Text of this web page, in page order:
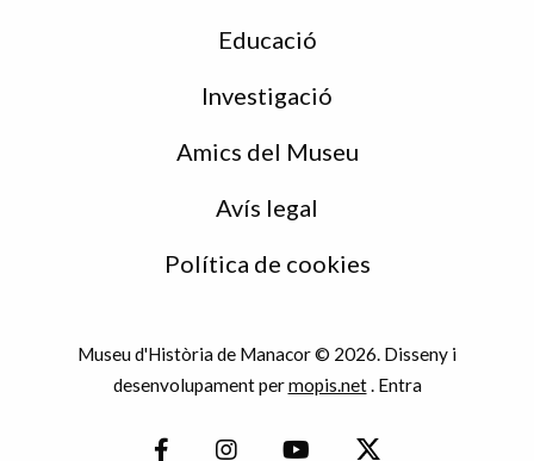
Educació
Investigació
Amics del Museu
Avís legal
Política de cookies
Museu d'Història de Manacor © 2026. Disseny i
desenvolupament permopis.net. Entra